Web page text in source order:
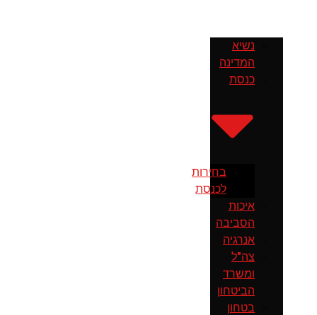
נשיא
המדינה
כנסת
בחירות
לכנסת
איכות
הסביבה
אנרגיה
צה"ל
ומשרד
הביטחון
בטחון